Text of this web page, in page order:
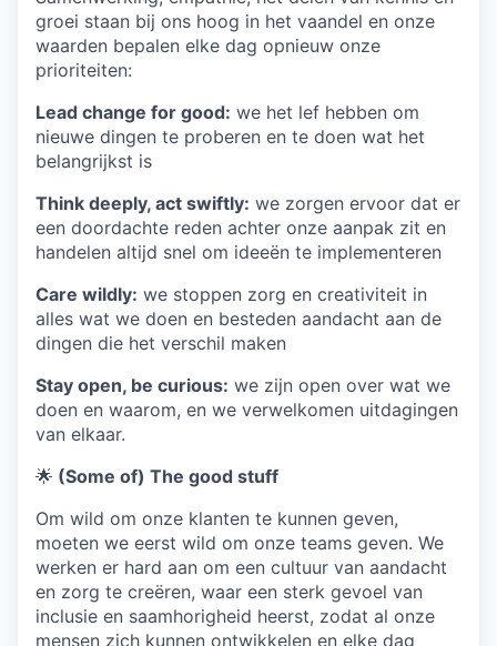
groei staan bij ons hoog in het vaandel en onze
waarden bepalen elke dag opnieuw onze
prioriteiten:
Lead change for good: we het lef hebben om
nieuwe dingen te proberen en te doen wat het
belangrijkst is
Think deeply, act swiftly: we zorgen ervoor dat er
een doordachte reden achter onze aanpak zit en
handelen altijd snel om ideeën te implementeren
Care wildly: we stoppen zorg en creativiteit in
alles wat we doen en besteden aandacht aan de
dingen die het verschil maken
Stay open, be curious: we zijn open over wat we
doen en waarom, en we verwelkomen uitdagingen
van elkaar.
🌟 (Some of) The good stuff
Om wild om onze klanten te kunnen geven,
moeten we eerst wild om onze teams geven. We
werken er hard aan om een cultuur van aandacht
en zorg te creëren, waar een sterk gevoel van
inclusie en saamhorigheid heerst, zodat al onze
mensen zich kunnen ontwikkelen en elke dag